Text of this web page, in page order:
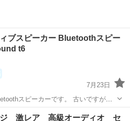
ブスピーカー Bluetoothスピー
t6
7月23日
スピーカーです。 古いですがま
やテレビにもBluetoothで接続出来る
めます。
オーディオ
ジ 激レア 高級オーディオ セ